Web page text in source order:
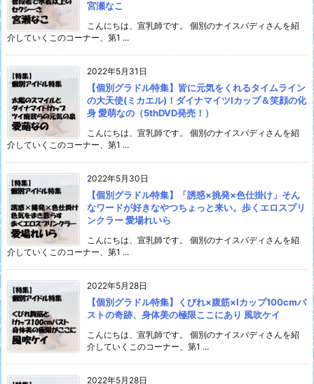
宮瀬なこ
こんにちは、宣乳師です。 個別のナイスバディさんを紹
介していくこのコーナー、第1 ...
2022年5月31日
【個別グラドル特集】皆に元気をくれるタイムライン
の大天使(ミカエル)！ダイナマイツIカップ＆笑顔の化
身 愛萌なの（5thDVD発売！）
こんにちは、宣乳師です。 個別のナイスバディさんを紹
介していくこのコーナー、第1 ...
2022年5月30日
【個別グラドル特集】「誘惑×挑発×色仕掛け」そん
なワードが好きなやつちょっと来い。歩くエロスプリ
ンクラー 愛場れいら
こんにちは、宣乳師です。 個別のナイスバディさんを紹
介していくこのコーナー、第1 ...
2022年5月28日
【個別グラドル特集】くびれ×腹筋×Iカップ100cmバ
ストの奇跡、身体美の極限ここにあり 風吹ケイ
こんにちは、宣乳師です。 個別のナイスバディさんを紹
介していくこのコーナー、第1 ...
2022年5月28日